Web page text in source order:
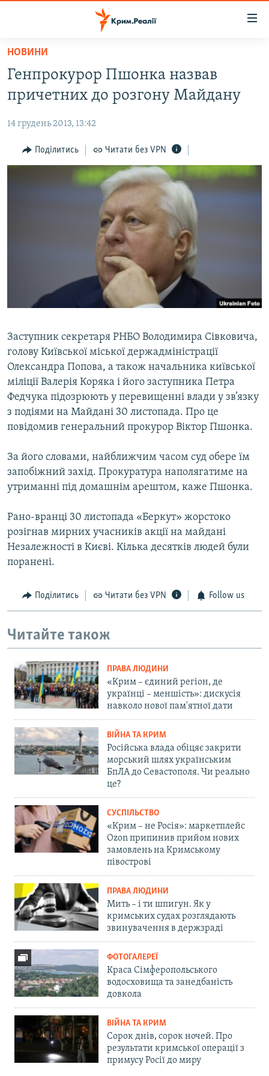
Перейти
основного
матеріалу
Перейти
до
навігації
Перейти
ВОДА.КРИМ
ВІДЕО ТА ФОТО
ПОЛІТИКА
БЛОГИ
ВІДЕОУРОКИ «ELIFBE»
СВІДЧЕННЯ ОКУПАЦІЇ
ІНФОГРАФІКА
ЯК ОБІЙТИ БЛОКУВАННЯ
Русский
Qırımtatar
ДОЛУЧАЙСЯ!
Усі сайти RFE/RL
НОВИНИ
Генпрокурор Пшонка назвав
причетних до розгону Майдану
14 грудень 2013, 13:42
Поділитись Читати без VPN
Заступник секретаря РНБО Володимира Сівковича,
голову Київської міської держадміністрації
Олександра Попова, а також начальника київської
міліції Валерія Коряка і його заступника Петра
Федчука підозрюють у перевищенні влади у зв’язку
з подіями на Майдані 30 листопада. Про це
повідомив генеральний прокурор Віктор Пшонка.
За його словами, найближчим часом суд обере їм
запобіжний захід. Прокуратура наполягатиме на
утриманні під домашнім арештом, каже Пшонка.
Рано-вранці 30 листопада «Беркут» жорстоко
розігнав мирних учасників акції на майдані
Незалежності в Києві. Кілька десятків людей були
поранені.
Поділитись Читати без VPN Follow us
Читайте також
ПРАВА ЛЮДИНИ
«Крим – єдиний регіон, де
українці – меншість»: дискусія
навколо нової пам'ятної дати
ВІЙНА ТА КРИМ
Російська влада обіцяє закрити
морський шлях українським
БпЛА до Севастополя. Чи реально
це?
СУСПІЛЬСТВО
«Крим – не Росія»: маркетплейс
Ozon припинив прийом нових
замовлень на Кримському
півострові
ПРАВА ЛЮДИНИ
Мить – і ти шпигун. Як у
кримських судах розглядають
звинувачення в держзраді
ФОТОГАЛЕРЕЇ
Краса Сімферопольського
водосховища та занедбаність
довкола
ВІЙНА ТА КРИМ
Сорок днів, сорок ночей. Про
результати кримської операції з
примусу Росії до миру